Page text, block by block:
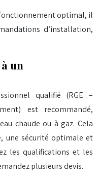
optimal, il
d’installation,
un
qualifié (RGE –
est recommandé,
chaude ou à gaz. Cela
une sécurité optimale et
les qualifications et les
plusieurs devis.